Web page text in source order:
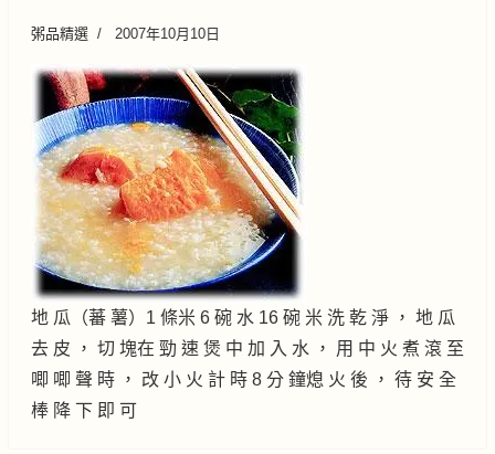
粥品精選 2007年10月10日
地 瓜（蕃 薯）1 條米 6 碗 水 16 碗 米 洗 乾 淨 ， 地 瓜
去 皮 ， 切 塊在 勁 速 煲 中 加 入 水 ， 用 中 火 煮 滾 至
唧 唧 聲 時 ， 改 小 火 計 時 8 分 鐘熄 火 後 ， 待 安 全
棒 降 下 即 可